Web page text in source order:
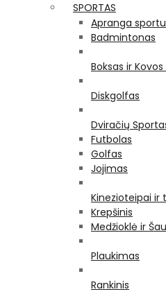
SPORTAS
Apranga
Badmintonas
Boksas ir
Diskgolfas
Dviračių
Futbolas
Golfas
Jojimas
Kinezioteipai ir
Krepšinis
Medžioklė ir
Plaukimas
Rankinis